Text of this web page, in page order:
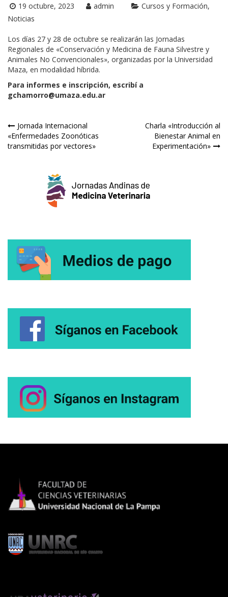
19 octubre, 2023 admin
Cursos y Formación
Noticias
Los días 27 y 28 de octubre se realizarán las Jornadas
Regionales de «Conservación y Medicina de Fauna Silvestre y
Animales No Convencionales», organizadas por la Universidad
Maza, en modalidad híbrida.
Para informes e inscripción, escribí a
gchamorro@umaza.edu.ar
Navegación
de
Jornada Internacional
«Enfermedades Zoonóticas
transmitidas por vectores»
Charla «Introducción al
Bienestar Animal en
Experimentación»